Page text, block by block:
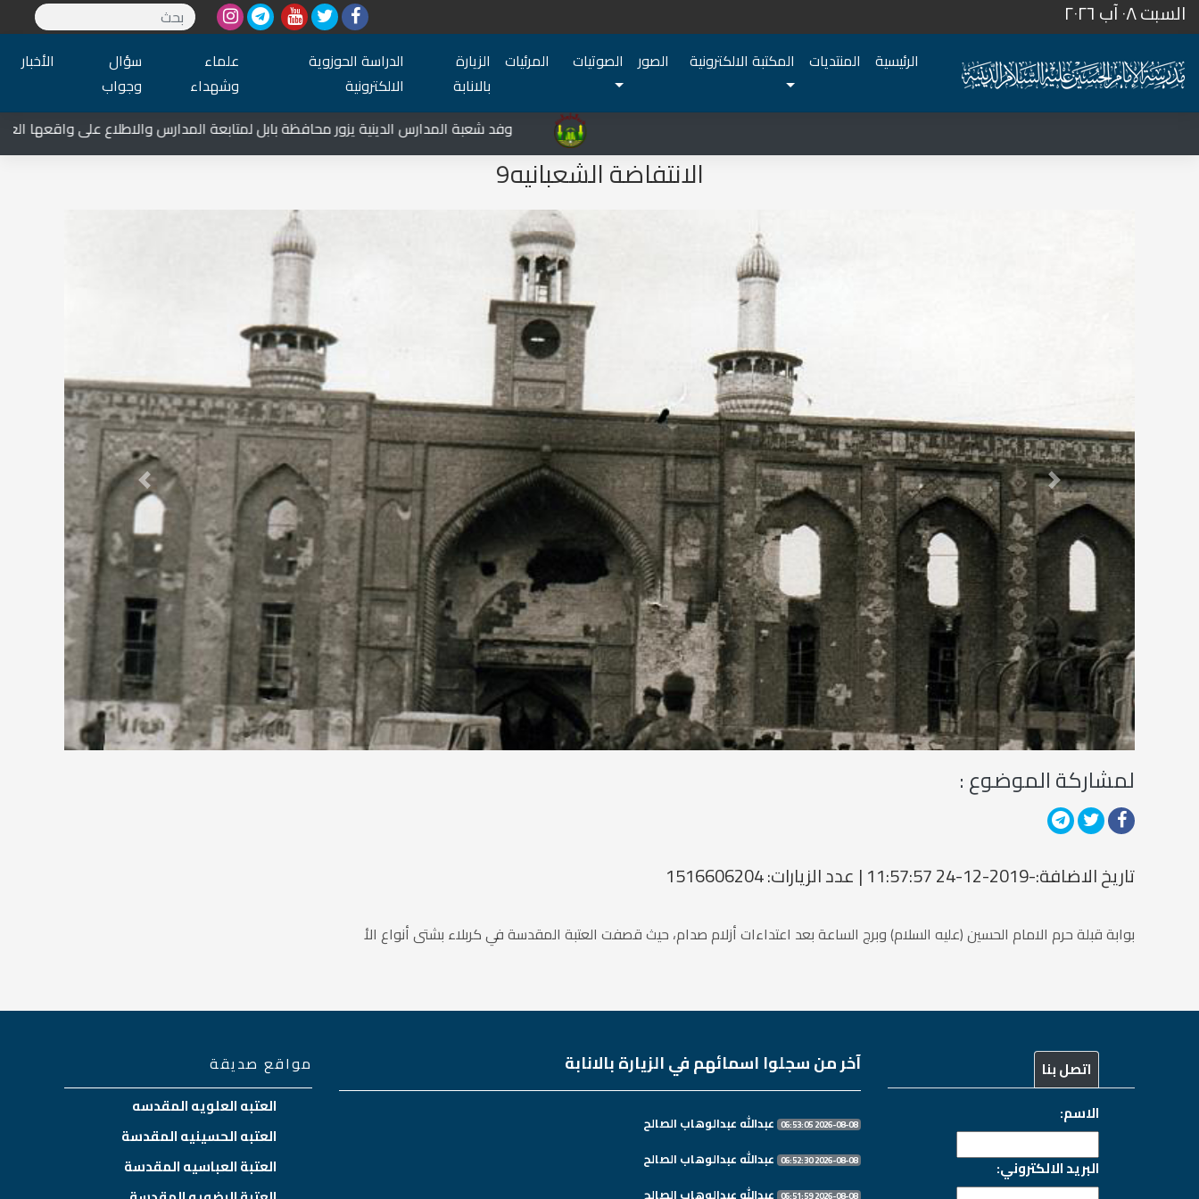
السبت ٠٨ آب ٢٠٢٦
الرئيسية المنتديات المكتبة الالكترونية الصور الصوتيات المرئيات الزيارة
بالانابة
الدراسة الحوزوية
الالكترونية
علماء
وشهداء
سؤال
وجواب
الأخبار
وفد شعبة المدارس الدينية يزور محافظة بابل لمتابعة المدارس والاطلاع على واقعها العلمي
الانتفاضة الشعبانيه9
Previous Next
لمشاركة الموضوع :
تاريخ الاضافة:-2019-12-24 11:57:57 | عدد الزيارات: 1516606204
بوابة قبلة حرم الامام الحسين (عليه السلام) وبرج الساعة بعد اعتداءات أزلام صدام، حيث قصفت العتبة المقدسة في كربلاء بشتى أنواع الأ
اتصل بنا
الاسم:
البريد الالكتروني:
آخر من سجلوا اسمائهم في الزيارة بالانابة
2026-08-08 06:53:05 عبدالله عبدالوهاب الصالح
2026-08-08 06:52:30 عبدالله عبدالوهاب الصالح
عبدالله عبدالوهاب الصالح
مواقع صديقة
العتبه العلويه المقدسه
العتبه الحسينيه المقدسة
العتبة العباسيه المقدسة